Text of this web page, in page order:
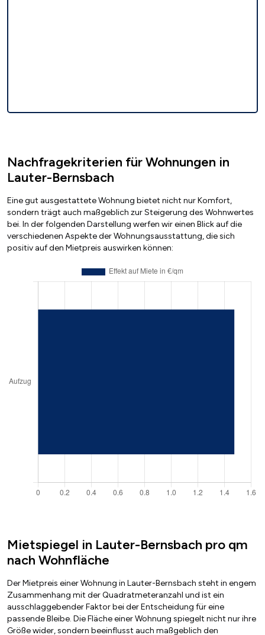
Nachfragekriterien für Wohnungen in
Lauter-Bernsbach
Eine gut ausgestattete Wohnung bietet nicht nur Komfort,
sondern trägt auch maßgeblich zur Steigerung des Wohnwertes
bei. In der folgenden Darstellung werfen wir einen Blick auf die
verschiedenen Aspekte der Wohnungsausstattung, die sich
positiv auf den Mietpreis auswirken können:
Mietspiegel in Lauter-Bernsbach pro qm
nach Wohnfläche
Der Mietpreis einer Wohnung in Lauter-Bernsbach steht in engem
Zusammenhang mit der Quadratmeteranzahl und ist ein
ausschlaggebender Faktor bei der Entscheidung für eine
passende Bleibe. Die Fläche einer Wohnung spiegelt nicht nur ihre
Größe wider, sondern beeinflusst auch maßgeblich den